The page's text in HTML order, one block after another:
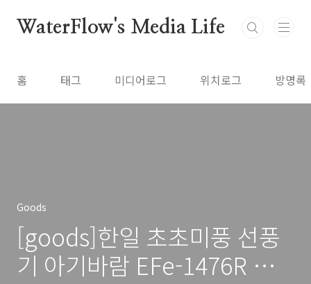
WaterFlow's Media Life
홈 태그 미디어로그 위치로그 방명록
Goods
[goods]한일 초초미풍 선풍
기 아기바람 EFe-1476R 여